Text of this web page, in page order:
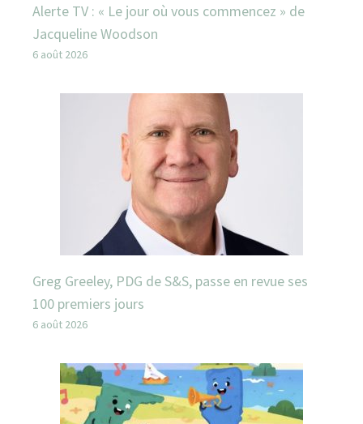
Alerte TV : « Le jour où vous commencez » de
Jacqueline Woodson
6 août 2026
Greg Greeley, PDG de S&S, passe en revue ses
100 premiers jours
6 août 2026